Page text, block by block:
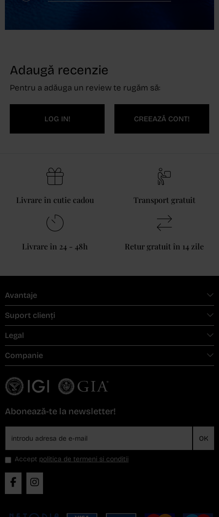
Adaugă recenzie
Pentru a adăuga un review te rugăm să:
LOG IN! CREEAZĂ CONT!
Livrare în cutie cadou Transport gratuit
Livrare în 24 - 48h Retur gratuit în 14 zile
Avantaje
Suport clienți
Legal
Companie
Abonează-te la newsletter!
OK
Accept politica de termeni si conditii